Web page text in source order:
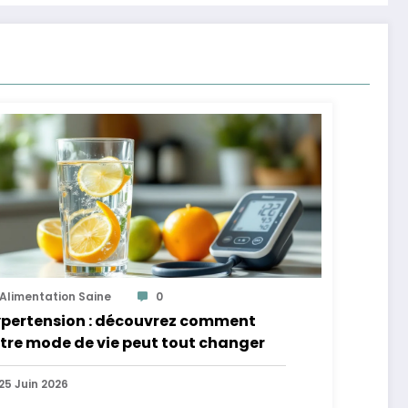
Saine 0
: découvrez comment
mode de vie peut tout changer
Juin 2026